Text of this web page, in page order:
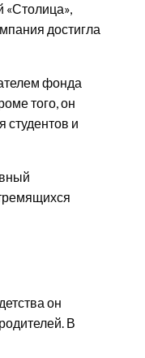
«Столица»,
достигла
фонда
того, он
студентов и
он
В